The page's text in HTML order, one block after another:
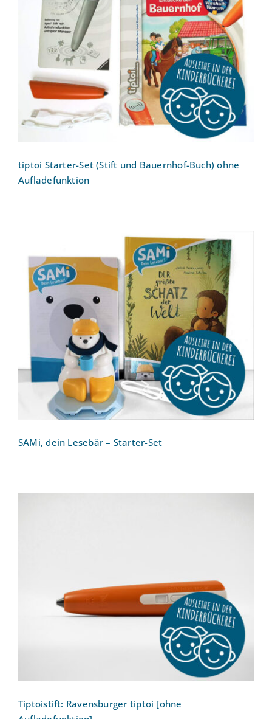
tiptoi Starter-Set (Stift und Bauernhof-
Buch) ohne Aufladefunktion
tiptoi Starter-Set (Stift und Bauernhof-Buch) ohne
Aufladefunktion
SAMi, dein Lesebär – Starter-Set
SAMi, dein Lesebär – Starter-Set
Tiptoistift: Ravensburger tiptoi [ohne
Aufladefunktion]
Tiptoistift: Ravensburger tiptoi [ohne